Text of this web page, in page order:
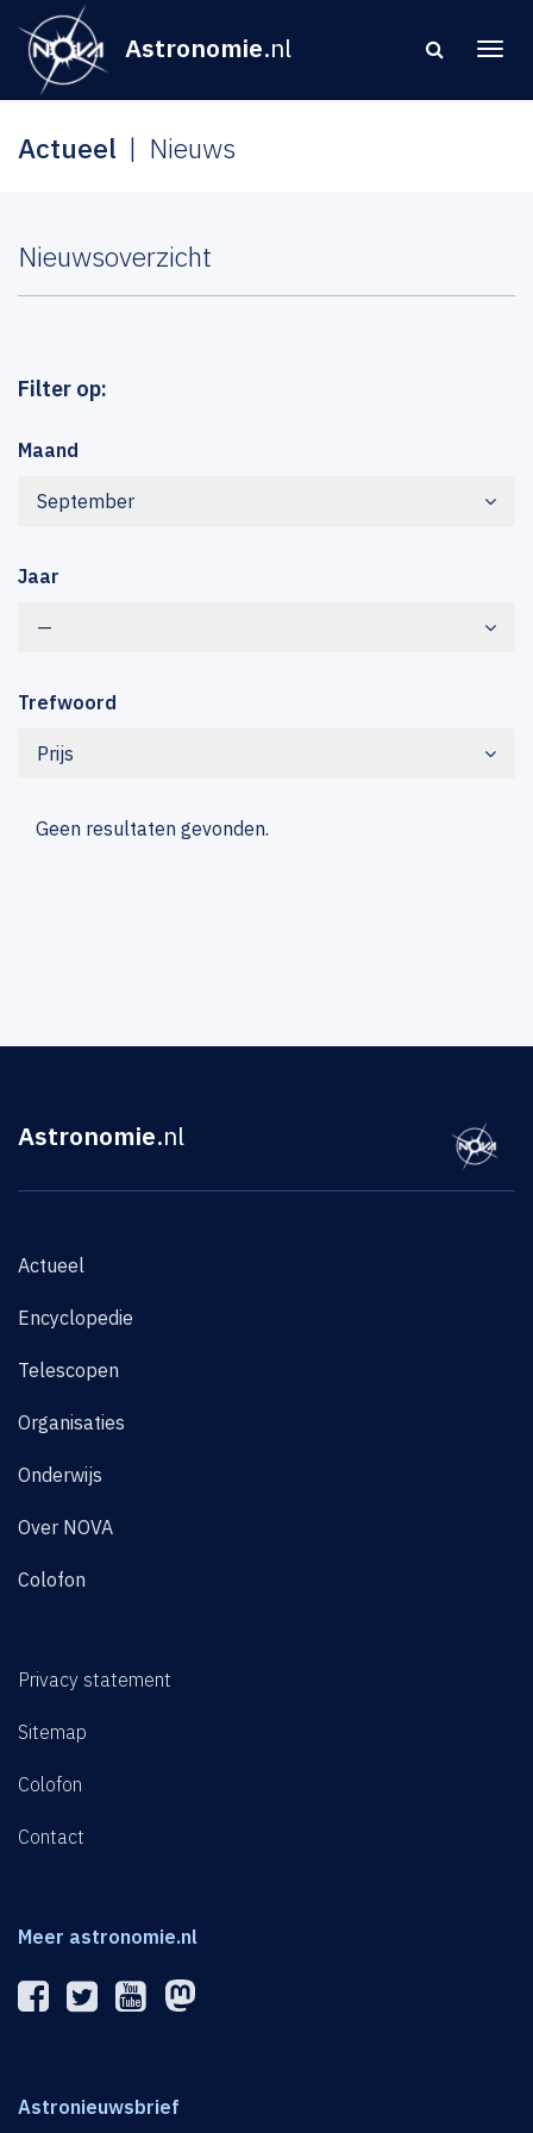
Astronomie.nl
Actueel Nieuws
Nieuwsoverzicht
Filter op:
Maand
September
Jaar
—
Trefwoord
Prijs
Geen resultaten gevonden.
Astronomie.nl
Actueel
Encyclopedie
Telescopen
Organisaties
Onderwijs
Over NOVA
Colofon
Privacy statement
Sitemap
Colofon
Contact
Meer astronomie.nl
Astronieuwsbrief